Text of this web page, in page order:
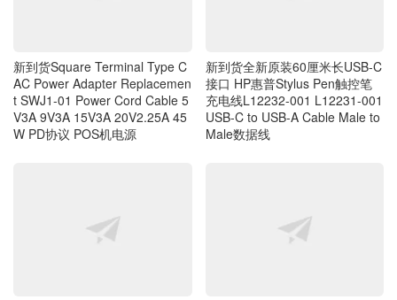
新到货Square Terminal Type C
AC Power Adapter Replacemen
t SWJ1-01 Power Cord Cable 5
V3A 9V3A 15V3A 20V2.25A 45
W PD协议 POS机电源
新到货全新原装60厘米长USB-C
接口 HP惠普Stylus Pen触控笔
充电线L12232-001 L12231-001
USB-C to USB-A Cable Male to
Male数据线